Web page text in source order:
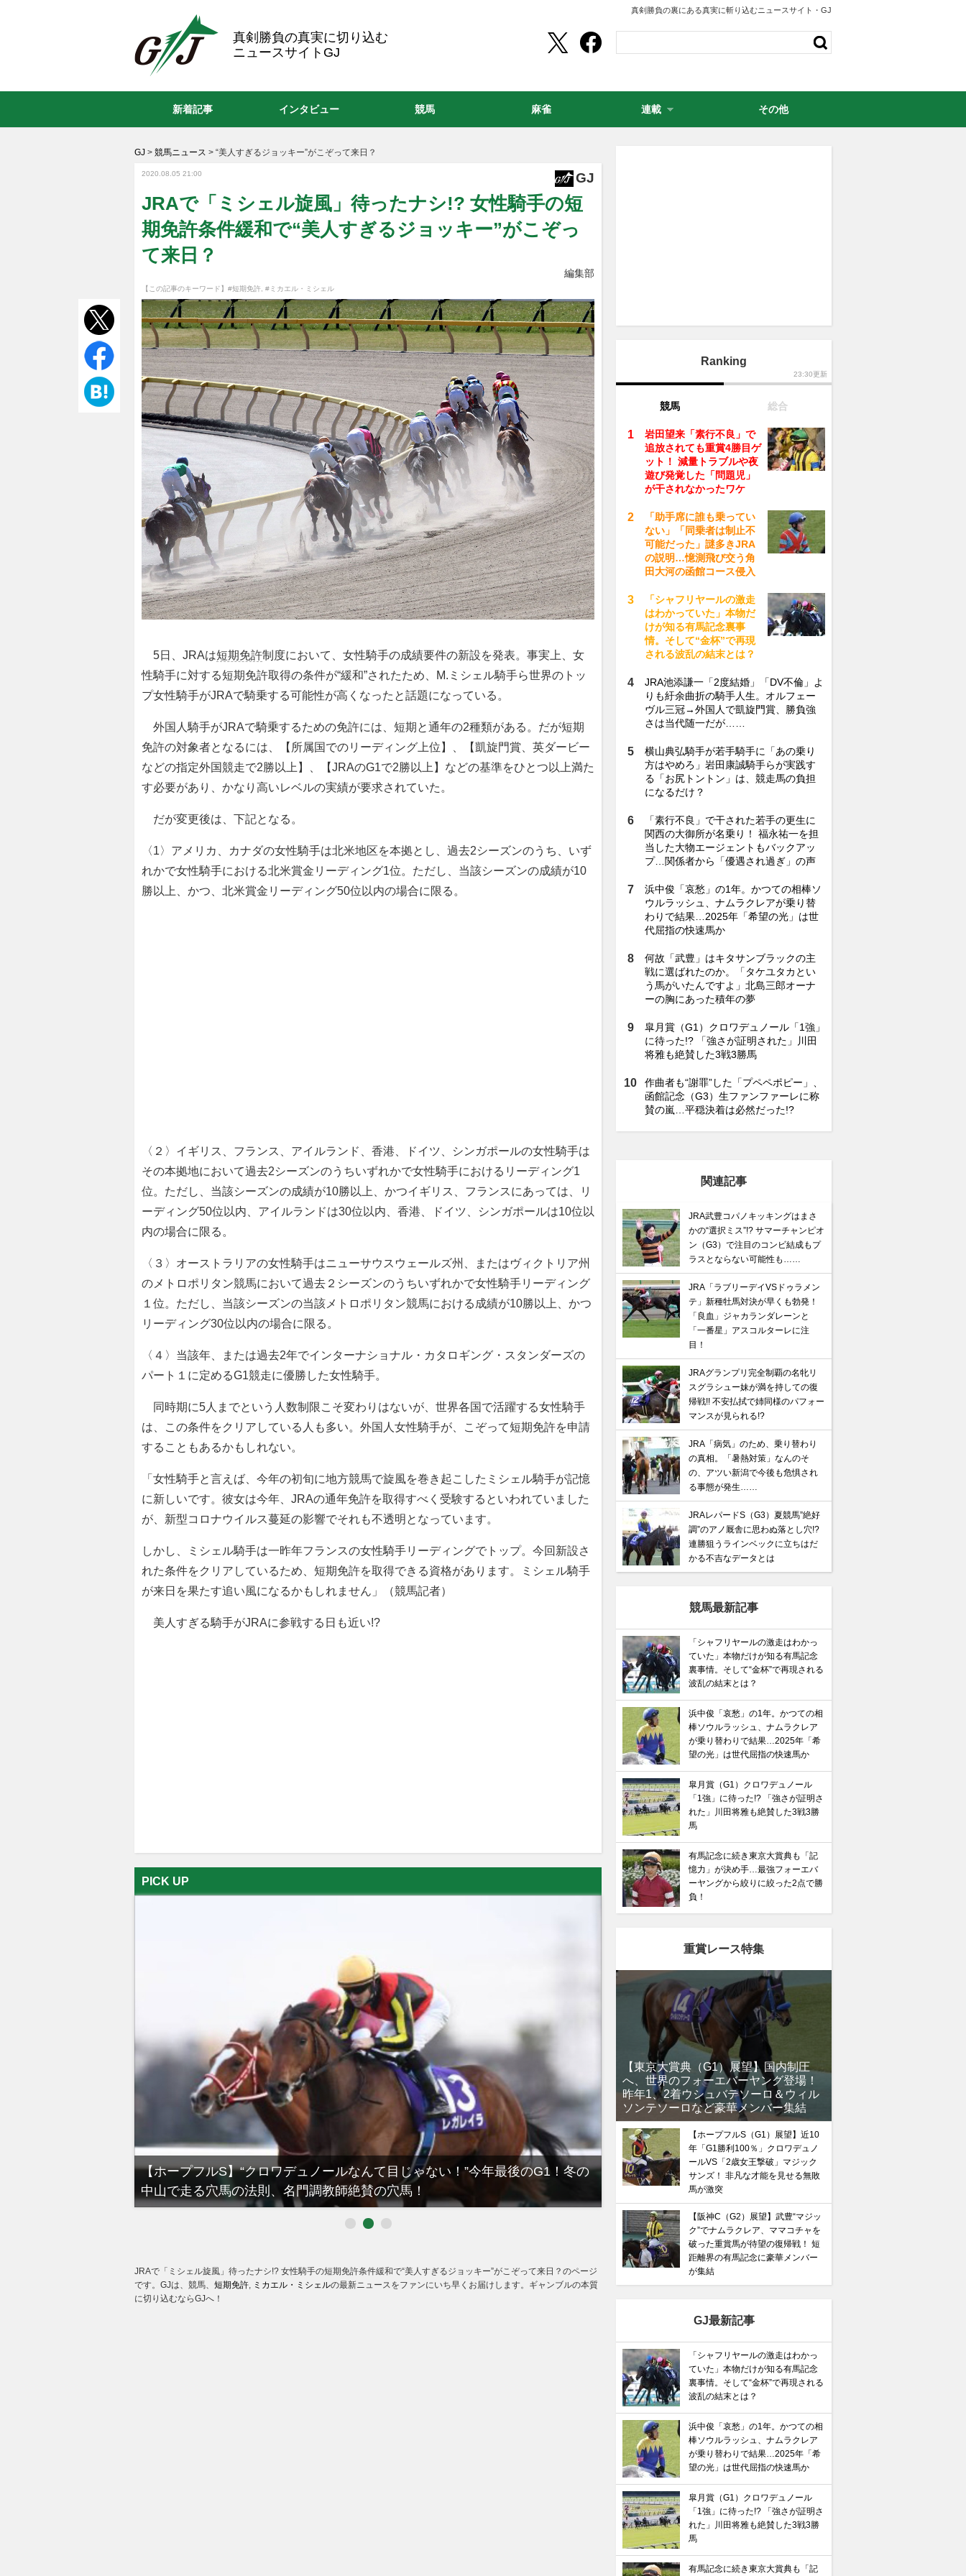
真剣勝負の裏にある真実に斬り込むニュースサイト・GJ
真剣勝負の真実に切り込む
ニュースサイトGJ
GJ > 競馬ニュース > “美人すぎるジョッキー”がこぞって来日？
2020.08.05 21:00 GJ
JRAで「ミシェル旋風」待ったナシ!? 女性騎手の短
期免許条件緩和で“美人すぎるジョッキー”がこぞっ
て来日？
編集部
【この記事のキーワード】 #短期免許 #ミカエル・ミシェル
5日、JRAは短期免許制度において、女性騎手の成績要件の新設を発表。事実上、女
性騎手に対する短期免許取得の条件が“緩和”されたため、M.ミシェル騎手ら世界のトッ
プ女性騎手がJRAで騎乗する可能性が高くなったと話題になっている。
外国人騎手がJRAで騎乗するための免許には、短期と通年の2種類がある。だが短期
免許の対象者となるには、【所属国でのリーディング上位】、【凱旋門賞、英ダービー
などの指定外国競走で2勝以上】、【JRAのG1で2勝以上】などの基準をひとつ以上満た
す必要があり、かなり高いレベルの実績が要求されていた。
だが変更後は、下記となる。
〈1〉アメリカ、カナダの女性騎手は北米地区を本拠とし、過去2シーズンのうち、いず
れかで女性騎手における北米賞金リーディング1位。ただし、当該シーズンの成績が10
勝以上、かつ、北米賞金リーディング50位以内の場合に限る。
〈２〉イギリス、フランス、アイルランド、香港、ドイツ、シンガポールの女性騎手は
その本拠地において過去2シーズンのうちいずれかで女性騎手におけるリーディング1
位。ただし、当該シーズンの成績が10勝以上、かつイギリス、フランスにあっては、リ
ーディング50位以内、アイルランドは30位以内、香港、ドイツ、シンガポールは10位以
内の場合に限る。
〈３〉オーストラリアの女性騎手はニューサウスウェールズ州、またはヴィクトリア州
のメトロポリタン競馬において過去２シーズンのうちいずれかで女性騎手リーディング
１位。ただし、当該シーズンの当該メトロポリタン競馬における成績が10勝以上、かつ
リーディング30位以内の場合に限る。
〈４〉当該年、または過去2年でインターナショナル・カタロギング・スタンダーズの
パート１に定めるG1競走に優勝した女性騎手。
同時期に5人までという人数制限こそ変わりはないが、世界各国で活躍する女性騎手
は、この条件をクリアしている人も多い。外国人女性騎手が、こぞって短期免許を申請
することもあるかもしれない。
「女性騎手と言えば、今年の初旬に地方競馬で旋風を巻き起こしたミシェル騎手が記憶
に新しいです。彼女は今年、JRAの通年免許を取得すべく受験するといわれていました
が、新型コロナウイルス蔓延の影響でそれも不透明となっています。
しかし、ミシェル騎手は一昨年フランスの女性騎手リーディングでトップ。今回新設さ
れた条件をクリアしているため、短期免許を取得できる資格があります。ミシェル騎手
が来日を果たす追い風になるかもしれません」（競馬記者）
美人すぎる騎手がJRAに参戦する日も近い!?
PICK UP
【ホープフルS】“クロワデュノールなんて目じゃない！”今年最後のG1！冬の
中山で走る穴馬の法則、名門調教師絶賛の穴馬！
【有馬記念】武豊×ドウデュースを逆転できる候補3頭！と絶
るべき“隠れ穴馬！”
JRAで「ミシェル旋風」待ったナシ!? 女性騎手の短期免許条件緩和で“美人すぎるジョッキー”がこぞって来日？のページ
です。GJは、競馬、 短期免許, ミカエル・ミシェルの最新ニュースをファンにいち早くお届けします。ギャンブルの本質
に切り込むならGJへ！
Ranking
23:30更新
競馬 総合
岩田望来「素行不良」で
追放されても重賞4勝目ゲ
ット！ 減量トラブルや夜
遊び発覚した「問題児」
が干されなかったワケ
「助手席に誰も乗ってい
ない」「同乗者は制止不
可能だった」謎多きJRA
の説明…憶測飛び交う角
田大河の函館コース侵入
「シャフリヤールの激走
はわかっていた」本物だ
けが知る有馬記念裏事
情。そして“金杯”で再現
される波乱の結末とは？
JRA池添謙一「2度結婚」「DV不倫」よ
りも紆余曲折の騎手人生。オルフェー
ヴル三冠→外国人で凱旋門賞、勝負強
さは当代随一だが……
横山典弘騎手が若手騎手に「あの乗り
方はやめろ」岩田康誠騎手らが実践す
る「お尻トントン」は、競走馬の負担
になるだけ？
「素行不良」で干された若手の更生に
関西の大御所が名乗り！ 福永祐一を担
当した大物エージェントもバックアッ
プ…関係者から「優遇され過ぎ」の声
浜中俊「哀愁」の1年。かつての相棒ソ
ウルラッシュ、ナムラクレアが乗り替
わりで結果…2025年「希望の光」は世
代屈指の快速馬か
何故「武豊」はキタサンブラックの主
戦に選ばれたのか。「タケユタカとい
う馬がいたんですよ」北島三郎オーナ
ーの胸にあった積年の夢
皐月賞（G1）クロワデュノール「1強」
に待った!? 「強さが証明された」川田
将雅も絶賛した3戦3勝馬
作曲者も“謝罪”した「プペペポピー」、
函館記念（G3）生ファンファーレに称
賛の嵐…平穏決着は必然だった!?
関連記事
JRA武豊コパノキッキングはまさ
かの“選択ミス”!? サマーチャンピオ
ン（G3）で注目のコンビ結成もプ
ラスとならない可能性も……
JRA「ラブリーデイVSドゥラメン
テ」新種牡馬対決が早くも勃発！
「良血」ジャカランダレーンと
「一番星」アスコルターレに注
目！
JRAグランプリ完全制覇の名牝リ
スグラシュー妹が満を持しての復
帰戦!! 不安払拭で姉同様のパフォー
マンスが見られる!?
JRA「病気」のため、乗り替わり
の真相。「暑熱対策」なんのそ
の、アツい新潟で今後も危惧され
る事態が発生……
JRAレパードS（G3）夏競馬”絶好
調”のアノ厩舎に思わぬ落とし穴!?
連勝狙うラインベックに立ちはだ
かる不吉なデータとは
競馬最新記事
「シャフリヤールの激走はわかっ
ていた」本物だけが知る有馬記念
裏事情。そして“金杯”で再現される
波乱の結末とは？
浜中俊「哀愁」の1年。かつての相
棒ソウルラッシュ、ナムラクレア
が乗り替わりで結果…2025年「希
望の光」は世代屈指の快速馬か
皐月賞（G1）クロワデュノール
「1強」に待った!? 「強さが証明さ
れた」川田将雅も絶賛した3戦3勝
馬
有馬記念に続き東京大賞典も「記
憶力」が決め手…最強フォーエバ
ーヤングから絞りに絞った2点で勝
負！
重賞レース特集
【東京大賞典（G1）展望】国内制圧
へ、世界のフォーエバーヤング登場！
昨年1、2着ウシュバテソーロ＆ウィル
ソンテソーロなど豪華メンバー集結
【ホープフルS（G1）展望】近10
年「G1勝利100％」クロワデュノ
ールVS「2歳女王撃破」マジック
サンズ！ 非凡な才能を見せる無敗
馬が激突
【阪神C（G2）展望】武豊“マジッ
ク”でナムラクレア、ママコチャを
破った重賞馬が待望の復帰戦！ 短
距離界の有馬記念に豪華メンバー
が集結
GJ最新記事
「シャフリヤールの激走はわかっ
ていた」本物だけが知る有馬記念
裏事情。そして“金杯”で再現される
波乱の結末とは？
浜中俊「哀愁」の1年。かつての相
棒ソウルラッシュ、ナムラクレア
が乗り替わりで結果…2025年「希
望の光」は世代屈指の快速馬か
皐月賞（G1）クロワデュノール
「1強」に待った!? 「強さが証明さ
れた」川田将雅も絶賛した3戦3勝
馬
有馬記念に続き東京大賞典も「記
新着記事 インタビュー 競馬 麻雀 連載 その他